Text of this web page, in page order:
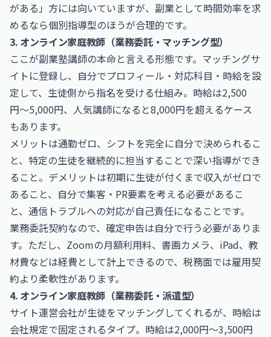
がある」方には向いていますが、副業として時間効率を求
めるなら個別指導型のほうが合理的です。
3. オンライン家庭教師（業務委託・マッチング型）
ここが副業塾講師の本命と言える形態です。マッチングサ
イトに登録し、自分でプロフィール・対応科目・時給を設
定して、生徒側から指名を受ける仕組み。時給は2,500
円〜5,000円、人気講師になると8,000円を超えるケース
もあります。
メリットは通勤ゼロ、シフトを完全に自分で決められるこ
と、特定の生徒を継続的に担当することで深い指導ができ
ること。デメリットは初期に生徒が付くまで収入がゼロで
あること、自分で集客・PR要素を考える必要があるこ
と、通信トラブルへの対応が自己責任になることです。
業務委託契約なので、確定申告は自分で行う必要がありま
す。ただし、Zoomの月額利用料、書画カメラ、iPad、教
材費などは経費として計上できるので、税務面では雇用契
約より柔軟性があります。
4. オンライン家庭教師（業務委託・派遣型）
サイト運営会社が生徒をマッチングしてくれるが、時給は
会社規定で固定されるタイプ。時給は2,000円〜3,500円